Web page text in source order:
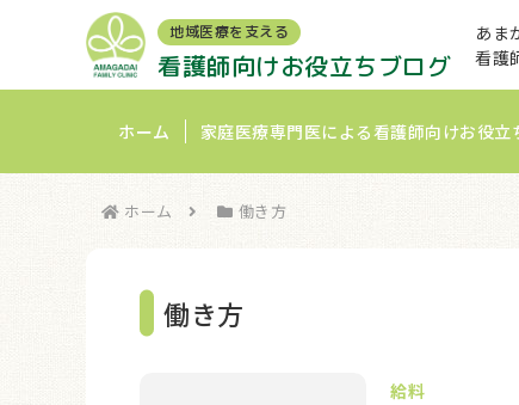
地域医療を支える
看護師向けお役立ちブログ
あま
看護
ホーム 家庭医療専門医による看護師向けお役立
ホーム 働き方
働き方
給料